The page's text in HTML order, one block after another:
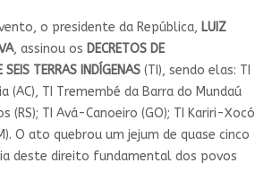
o presidente da República, LUIZ
, assinou os DECRETOS DE
TERRAS INDÍGENAS(TI), sendo elas: TI
(AC), TI Tremembé da Barra do Mundaú
(RS); TI Avá-Canoeiro (GO); TI Kariri-Xocó
O ato quebrou um jejum de quase cinco
deste direito fundamental dos povos